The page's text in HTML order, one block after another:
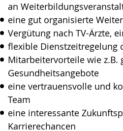
an
eine gut organisierte
Vergütung nach TV-Ärzte,
flexible Dienstzeitregelung
Mitarbeitervorteile wie z.B.
Gesundheitsangebote
eine vertrauensvolle und
Team
eine interessante
Karrierechancen